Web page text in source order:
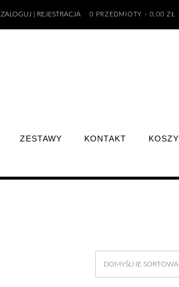
ZALOGUJ | REJESTRACJA 0 PRZEDMIOTY - 0.00 ZŁ
ZESTAWY KONTAKT